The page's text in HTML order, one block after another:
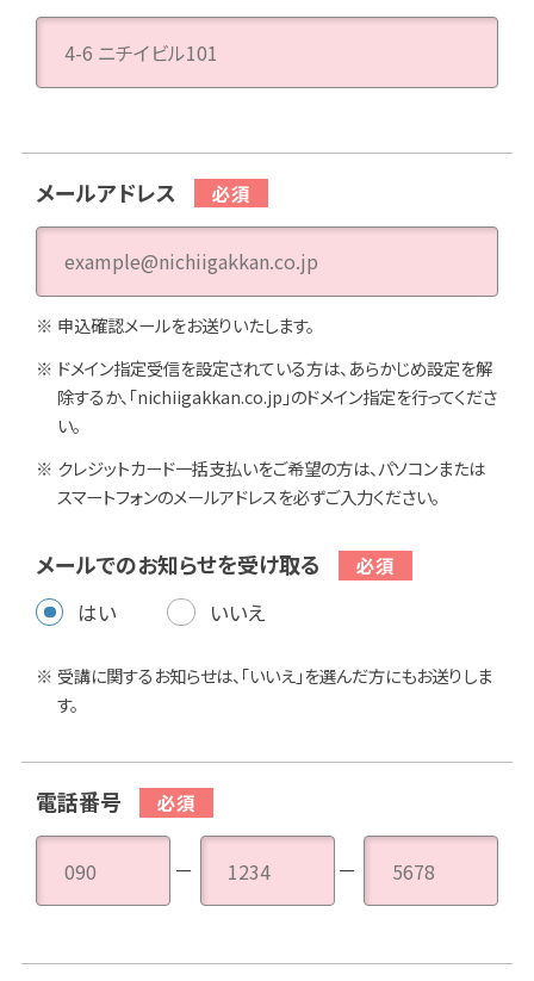
メールアドレス
申込確認メールをお送りいたします。
ドメイン指定受信を設定されている方は、あらかじめ設定を解
除するか、「nichiigakkan.co.jp」のドメイン指定を行ってくださ
い。
クレジットカード一括支払いをご希望の方は、パソコンまたは
スマートフォンのメールアドレスを必ずご入力ください。
メールでのお知らせを受け取る
はい いいえ
受講に関するお知らせは、「いいえ」を選んだ方にもお送りしま
す。
電話番号
－ －